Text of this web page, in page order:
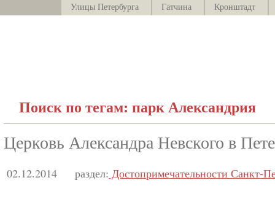
Улицы Петербурга
Гатчина Кронштадт
Поиск по тегам: парк Александрия
Церковь Александра Невского в
02.12.2014 раздел: Достопримечательности Санкт-